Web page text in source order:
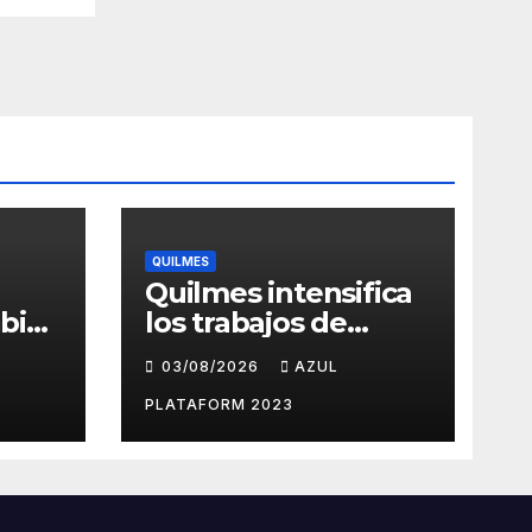
y
QUILMES
Quilmes intensifica
los trabajos de
bacheo en distintos
barrios
03/08/2026 AZUL
PLATAFORM 2023